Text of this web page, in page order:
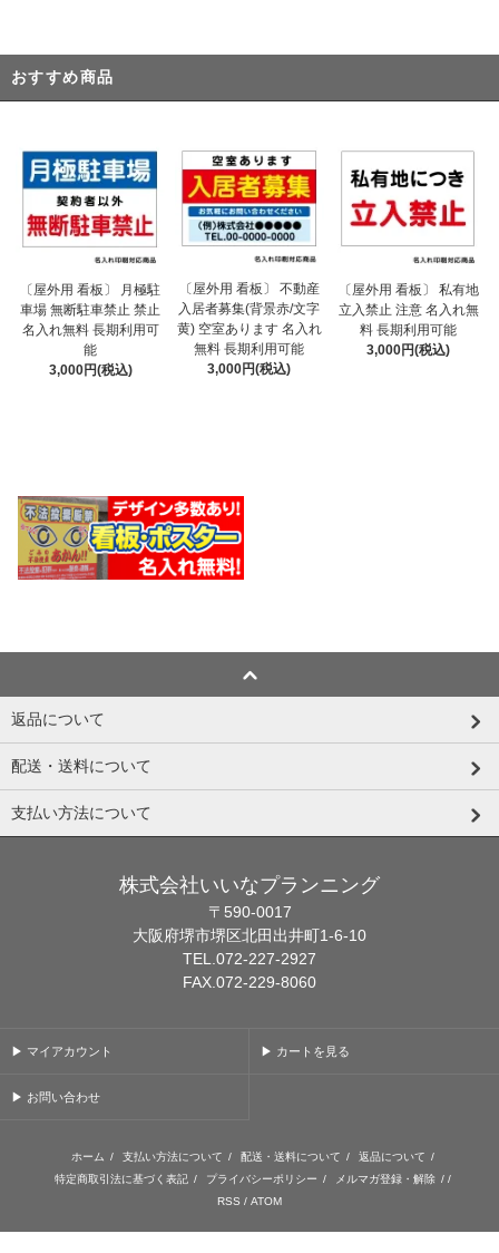
おすすめ商品
〔屋外用 看板〕 月極駐
車場 無断駐車禁止 禁止
名入れ無料 長期利用可
能
3,000円(税込)
〔屋外用 看板〕 不動産
入居者募集(背景赤/文字
黄) 空室あります 名入れ
無料 長期利用可能
3,000円(税込)
〔屋外用 看板〕 私有地
立入禁止 注意 名入れ無
料 長期利用可能
3,000円(税込)
返品について
配送・送料について
支払い方法について
株式会社いいなプランニング
〒590-0017
大阪府堺市堺区北田出井町1-6-10
TEL.072-227-2927
FAX.072-229-8060
▶ マイアカウント ▶ カートを見る
▶ お問い合わせ
ホーム / 支払い方法について / 配送・送料について / 返品について /
特定商取引法に基づく表記 / プライバシーポリシー / メルマガ登録・解除 / /
RSS / ATOM